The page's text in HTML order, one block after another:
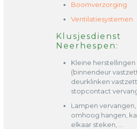
Boomverzorging
Ventilatiesystemen
Klusjesdienst
Neerhespen:
Kleine herstellingen
(binnendeur
deurklinken
stopcontact
Lampen vervangen,
omhoog hangen,
elkaar steken, …